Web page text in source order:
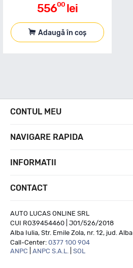
55600 lei
Adaugă în coș
CONTUL MEU
NAVIGARE RAPIDA
INFORMATII
CONTACT
AUTO LUCAS ONLINE SRL
CUI RO39454460 | J01/526/2018
Alba Iulia, Str. Emile Zola, nr. 12, jud. Alba
Call-Center: 0377 100 904
ANPC
ANPC S.A.L. SOL